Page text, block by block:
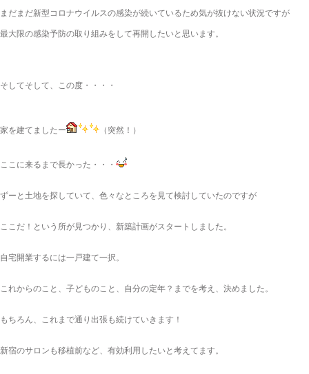
まだまだ新型コロナウイルスの感染が続いているため気が抜けない状況ですが
最大限の感染予防の取り組みをして再開したいと思います。
そしてそして、この度・・・・
家を建てましたー （突然！）
ここに来るまで長かった・・・
ずーと土地を探していて、色々なところを見て検討していたのですが
ここだ！という所が見つかり、新築計画がスタートしました。
自宅開業するには一戸建て一択。
これからのこと、子どものこと、自分の定年？までを考え、決めました。
もちろん、これまで通り出張も続けていきます！
新宿のサロンも移植前など、有効利用したいと考えてます。